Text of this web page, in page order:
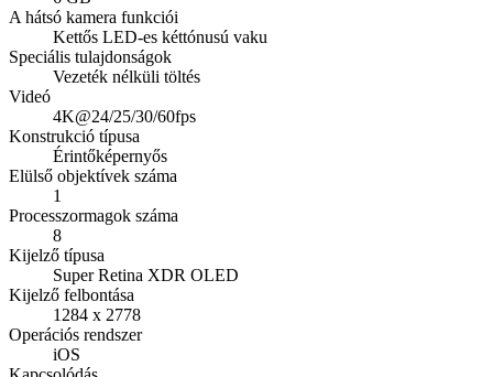
A hátsó kamera funkciói
Kettős LED-es kéttónusú vaku
Speciális tulajdonságok
Vezeték nélküli töltés
Videó
4K@24/25/30/60fps
Konstrukció típusa
Érintőképernyős
Elülső objektívek száma
1
Processzormagok száma
8
Kijelző típusa
Super Retina XDR OLED
Kijelző felbontása
1284 x 2778
Operációs rendszer
iOS